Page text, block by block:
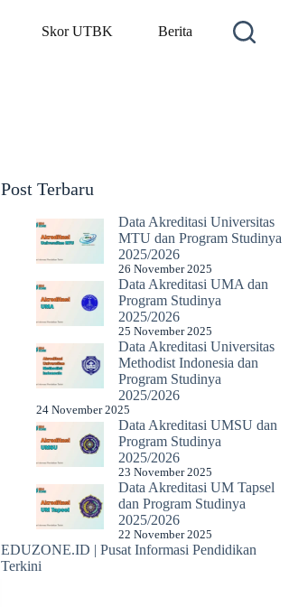
Skor UTBK Berita
Post Terbaru
Data Akreditasi Universitas
MTU dan Program Studinya
2025/2026
26 November 2025
Data Akreditasi UMA dan
Program Studinya
2025/2026
25 November 2025
Data Akreditasi Universitas
Methodist Indonesia dan
Program Studinya
2025/2026
24 November 2025
Data Akreditasi UMSU dan
Program Studinya
2025/2026
23 November 2025
Data Akreditasi UM Tapsel
dan Program Studinya
2025/2026
22 November 2025
EDUZONE.ID | Pusat Informasi Pendidikan
Terkini